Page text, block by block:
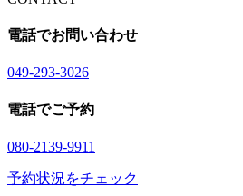
電話でお問い合わせ
049-293-3026
電話でご予約
080-2139-9911
予約状況をチェック